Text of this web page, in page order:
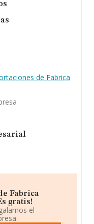
frente al 2024.
de Fabrica
Fabrica
gratis!
el